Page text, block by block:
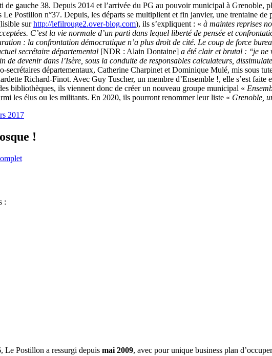
de gauche 38. Depuis 2014 et l’arrivée du PG au pouvoir municipal à Grenoble,
Le Postillon n°37. Depuis, les départs se multiplient et fin janvier, une trentaine
surhttp://lefilrouge2.over-blog.com), ils s’expliquent : « à maintes reprises
C’est la vie normale d’un parti dans lequel liberté de pensée et
: la confrontation démocratique n’a plus droit de cité. Le coup de force
secrétaire départemental [NDR : Alain Dontaine] a été clair et brutal : ‘‘je
de devenir dans l’Isère, sous la conduite de responsables calculateurs,
secrétaires départementaux, Catherine Charpinet et Dominique Mulé, mis sous
Richard-Finot. Avec Guy Tuscher, un membre d’Ensemble !, elle s’est
bibliothèques, ils viennent donc de créer un nouveau groupe municipal «
les élus ou les militants. En 2020, ils pourront renommer leur liste « Grenoble,
2017
!
:
Le Postillon a ressurgi depuis mai 2009, avec pour unique business plan